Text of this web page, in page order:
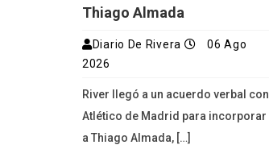
Thiago Almada
Diario De Rivera
06 Ago
2026
River llegó a un acuerdo verbal con
Atlético de Madrid para incorporar
a Thiago Almada, […]